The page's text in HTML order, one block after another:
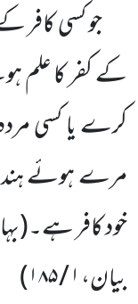
جو کسی
کے کفر کا
کرے یا کسی
مرے ہوئے ہندو
خود کافر ہے۔
بیان،۱ / ۱۸۵)